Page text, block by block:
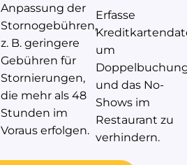
Anpassung der
Stornogebühren,
z. B. geringere
Gebühren für
Stornierungen,
die mehr als 48
Stunden im
Voraus erfolgen.
Erfasse
um
und das No-
Shows im
Restaurant zu
verhindern.